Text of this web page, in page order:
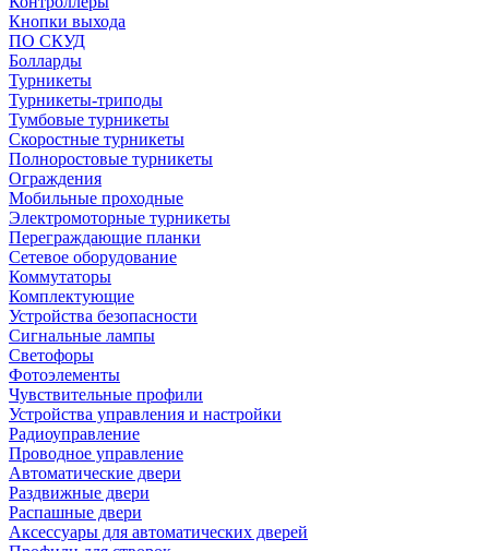
Кнопки выхода
ПО СКУД
Болларды
Турникеты
Турникеты-триподы
Тумбовые турникеты
Скоростные турникеты
Полноростовые турникеты
Ограждения
Мобильные проходные
Электромоторные турникеты
Переграждающие планки
Сетевое оборудование
Коммутаторы
Комплектующие
Устройства безопасности
Сигнальные лампы
Светофоры
Фотоэлементы
Чувствительные профили
Устройства управления и настройки
Радиоуправление
Проводное управление
Автоматические двери
Раздвижные двери
Распашные двери
Аксессуары для автоматических дверей